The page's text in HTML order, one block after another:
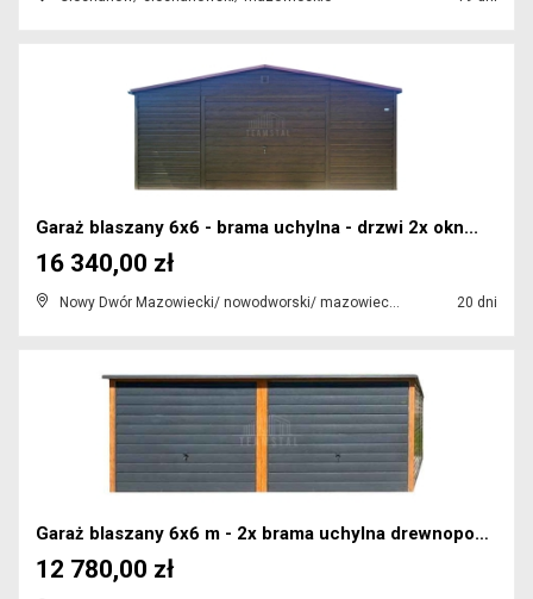
Garaż blaszany 6x6 - brama uchylna - drzwi 2x okn...
Nowy Dwór Mazowiecki/ nowodworski/ mazowieckie 20 dni
16 340,00 zł
Garaż blaszany 6x6 m - 2x brama uchylna drewnopod...
12 780,00 zł